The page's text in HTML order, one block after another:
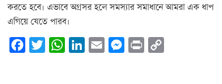
করতে হবে। এভাবে অগ্রসর হলে সমস্যার সমাধানে আমরা এক ধাপ
এগিয়ে যেতে পারব।
Facebook
Twitter
WhatsApp
LinkedIn
EmailMessenger
Print